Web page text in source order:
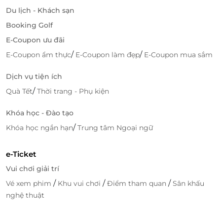
phá Safari Phú Quốc, nơi bạn có thể gặp gỡ các loài
động vật kỳ thú và học hỏi những kiến thức thú vị
nên một chuyến đi đáng nhớ, mang lại niềm vui cho
mọi thành viên trong gia đình.
Ưu Đãi Đặc Biệt Trên LifeLink
Khi đặt mua Combo vé trên
mà vẫn đảm bảo trải nghiệm trọn vẹn cả hai khu vui
chơi nổi tiếng này. Bằng việc chọn mua combo vé,
và Safari Phú Quốc trong cùng một ngày, mà còn có
thể tận hưởng những chương trình khuyến mãi đặc
biệt từ LifeLink.
Đừng bỏ lỡ cơ hội này để có một chuyến đi đầy thú
Du lịch - Khách sạn
Booking Golf
E-Coupon ưu đãi
E-Coupon ẩm thực/ E-Coupon làm đẹp/ E-Coupon mua sắm
Dịch vụ tiện ích
Quà Tết/Thời trang - Phụ kiện
Khóa học - Đào tạo
Khóa học ngắn hạn/Trung tâm Ngoại ngữ
e-Ticket
Vui chơi giải trí
Vé xem phim / Khu vui chơi /Điểm tham quan /Sân khấu
nghệ thuật